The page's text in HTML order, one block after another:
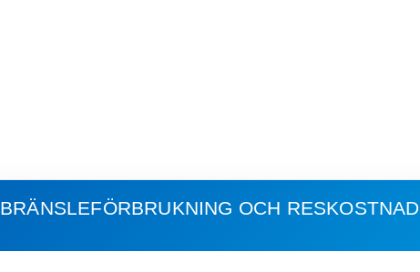
BRÄNSLEFÖRBRUKNING OCH RESKOSTNAD